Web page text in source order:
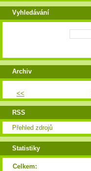
Vyhledávání
Archiv
<<
RSS
Přehled zdrojů
Statistiky
Celkem: